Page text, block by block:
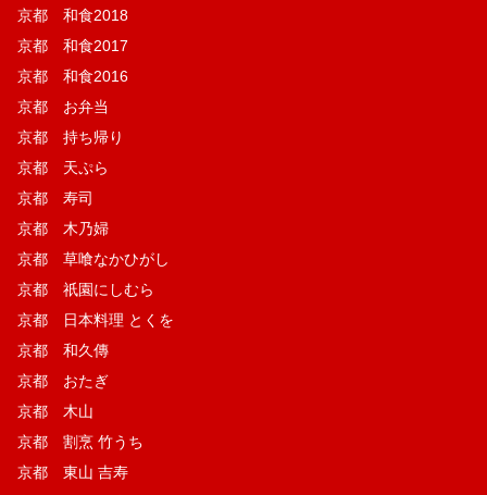
京都 和食2018
京都 和食2017
京都 和食2016
京都 お弁当
京都 持ち帰り
京都 天ぷら
京都 寿司
京都 木乃婦
京都 草喰なかひがし
京都 祇園にしむら
京都 日本料理 とくを
京都 和久傳
京都 おたぎ
京都 木山
京都 割烹 竹うち
京都 東山 吉寿